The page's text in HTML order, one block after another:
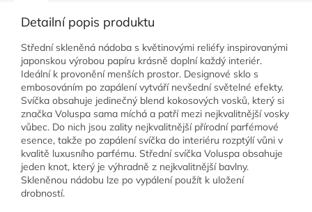
Detailní popis produktu
Střední skleněná nádoba s květinovými reliéfy inspirovanými
japonskou výrobou papíru krásně doplní každý interiér.
Ideální k provonění menších prostor. Designové sklo s
embosováním po zapálení vytváří nevšední světelné efekty.
Svíčka obsahuje jedinečný blend kokosových vosků, který si
značka Voluspa sama míchá a patří mezi nejkvalitnější vosky
vůbec. Do nich jsou zality nejkvalitnější přírodní parfémové
esence, takže po zapálení svíčka do interiéru rozptýlí vůni v
kvalitě luxusního parfému. Střední svíčka Voluspa obsahuje
jeden knot, který je výhradně z nejkvalitnější bavlny.
Skleněnou nádobu lze po vypálení použít k uložení
drobností.